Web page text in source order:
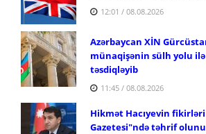
12:01 / 08.08.2026
Azərbaycan XİN
münaqişənin sülh yolu
təsdiqləyib
11:45 / 08.08.2026
Hikmət Hacıyevin
Gazetesi"ndə təhrif